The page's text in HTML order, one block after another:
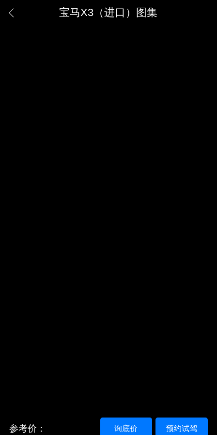
宝马X3（进口）图集
参考价： 预约试驾
询底价